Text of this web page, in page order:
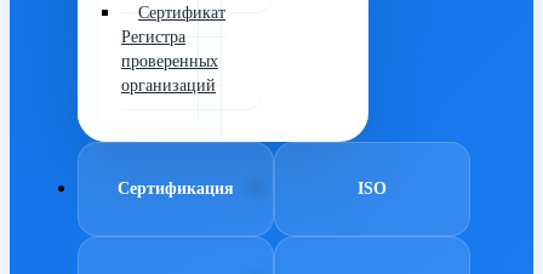
Сертификат
Регистра
проверенных
организаций
Сертификация ISO